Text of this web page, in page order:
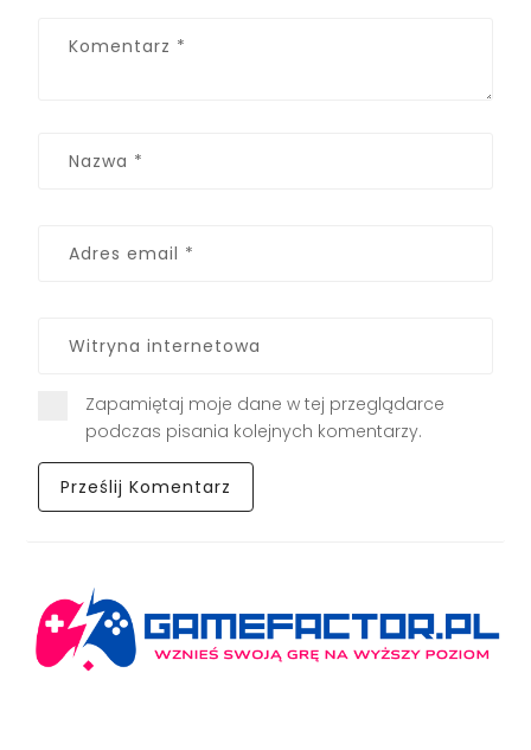
Zapamiętaj moje dane w tej przeglądarce
podczas pisania kolejnych komentarzy.